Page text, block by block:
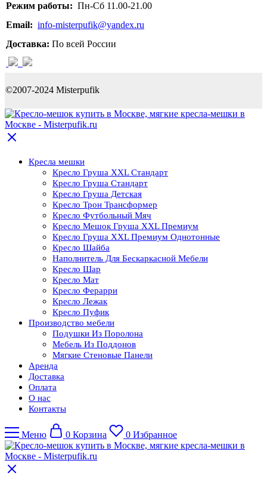
Режим работы: Пн-Сб 11.00-21.00
Email: info-misterpufik@yandex.ru
Доставка: По всей России
©2007-2024 Misterpufik
Кресла мешки
Кресло Груша XXL Стандарт
Кресло Груша Cтандарт
Кресло Груша Детская
Кресло Трон Трансформер
Кресло Футбольный Мяч
Кресло Мешок Груша XXL Премиум
Кресло Груша XXL Премиум Однотонные
Кресло Шайба
Наполнитель Для Бескаркасной Мебели
Кресло Шар
Кресло Мат
Кресло Ферарри
Кресло Лежак
Кресло Пуфик
Производство мебели
Подушки Из Поролона
Мебель Из Поддонов
Мягкие Стеновые Панели
Аренда
Доставка
Оплата
О нас
Контакты
Меню 0 Корзина 0 Избранное